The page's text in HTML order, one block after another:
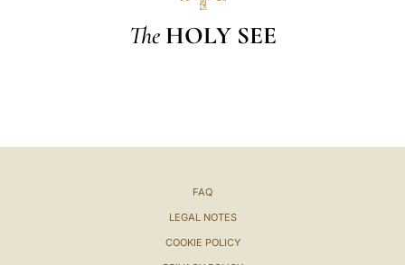
The HOLY SEE
FAQ
LEGAL NOTES
COOKIE POLICY